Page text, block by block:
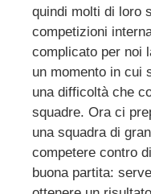
quindi molti di loro
competizioni
complicato per noi
un momento in cui
una difficoltà che
squadre. Ora ci
una squadra di
competere contro
buona partita: